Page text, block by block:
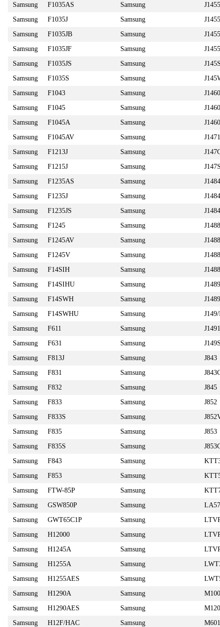
Samsung
F1035AS Samsung
Samsung
F1035J Samsung
Samsung
F1035JB Samsung
Samsung
F1035JF Samsung
Samsung
F1035JS Samsung
Samsung
F1035S Samsung
Samsung
F1043 Samsung
Samsung
F1045 Samsung
Samsung
F1045A Samsung
Samsung
F1045AV Samsung
J1471
Samsung
F1213J Samsung
Samsung
F1215J Samsung
Samsung
F1235AS Samsung
J1484
Samsung
F1235J Samsung
Samsung
F1235JS Samsung
Samsung
F1245 Samsung
J1488
Samsung
F1245AV Samsung
Samsung
F1245V Samsung
Samsung
F14SIH Samsung
Samsung
F14SIHU Samsung
Samsung
F14SWH Samsung
Samsung
F14SWHU Samsung
Samsung
F611 Samsung
Samsung
F631 Samsung
Samsung
F813J Samsung
J843
Samsung
F831 Samsung
Samsung
F832 Samsung
J845
Samsung
F833 Samsung
J852
Samsung
F833S Samsung
Samsung
F835 Samsung
J853
Samsung
F835S Samsung
Samsung
F843 Samsung
Samsung
F853 Samsung
Samsung
FTW-85P Samsung
Samsung
GSW850P Samsung
Samsung
GWT65C1P Samsung
Samsung
H12000 Samsung
Samsung
H1245A Samsung
Samsung
H1255A Samsung
Samsung
H1255AES Samsung
Samsung
H1290A Samsung
Samsung
H1290AES Samsung
Samsung
H12F/HAC Samsung
M601